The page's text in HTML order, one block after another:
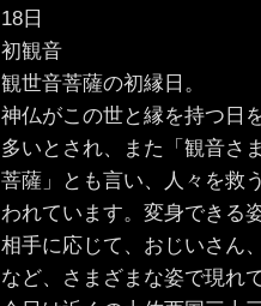
18日
初観音
観世音菩薩の初縁日。
神仏がこの世と縁を持つ日
多いとされ、また「観音さ
菩薩」とも言い、人々を救
われています。変身できる
相手に応じて、おじいさん
など、さまざまな姿で現れ